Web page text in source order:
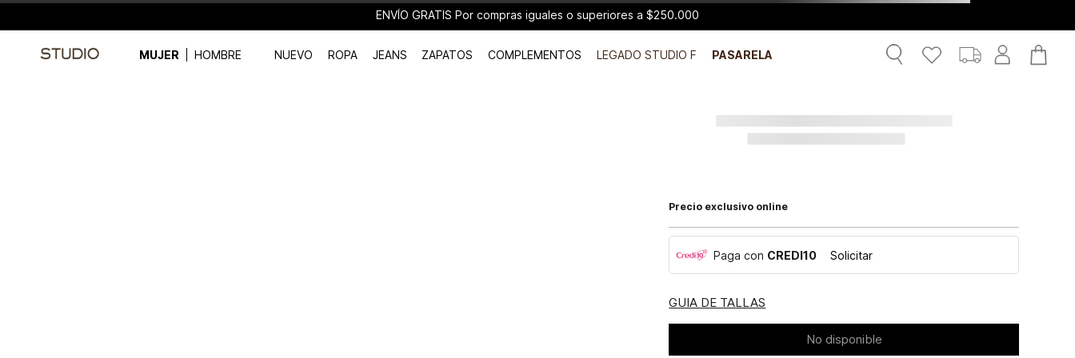
ENVÍO GRATIS Por compras iguales o superiores a $250.000
MUJER HOMBRE NUEVO ROPA JEANS ZAPATOS COMPLEMENTOS LEGADO STUDIO F PASARELA
Precio exclusivo online
Paga con CREDI10 Solicitar
GUIA DE TALLAS
No disponible